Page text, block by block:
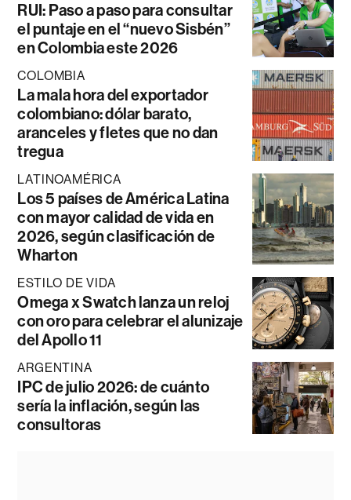
RUI: Paso a paso para consultar
el puntaje en el “nuevo Sisbén”
en Colombia este 2026
COLOMBIA
La mala hora del exportador
colombiano: dólar barato,
aranceles y fletes que no dan
tregua
LATINOAMÉRICA
Los 5 países de América Latina
con mayor calidad de vida en
2026, según clasificación de
Wharton
ESTILO DE VIDA
Omega x Swatch lanza un reloj
con oro para celebrar el alunizaje
del Apollo 11
ARGENTINA
IPC de julio 2026: de cuánto
sería la inflación, según las
consultoras